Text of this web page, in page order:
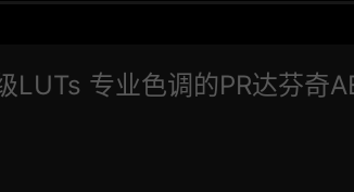
LUTs 专业色调的PR达芬奇